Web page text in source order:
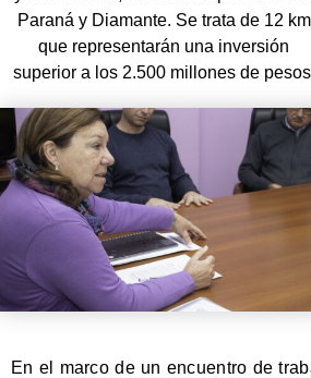
Paraná y Diamante. Se trata de 12 km
que representarán una inversión
superior a los 2.500 millones de
En el marco de un encuentro de